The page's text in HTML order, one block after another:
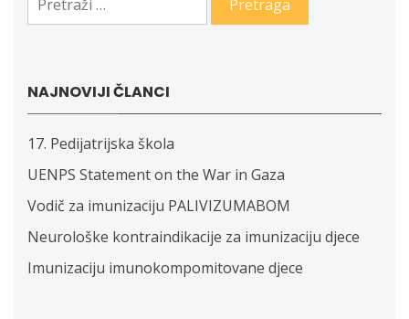
NAJNOVIJI ČLANCI
17. Pedijatrijska škola
UENPS Statement on the War in Gaza
Vodič za imunizaciju PALIVIZUMABOM
Neurološke kontraindikacije za imunizaciju djece
Imunizaciju imunokompomitovane djece